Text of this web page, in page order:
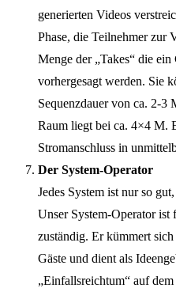
generierten Videos
Phase, die Teilnehmer zur
Menge der „Takes“ die
vorhergesagt werden. Sie
Sequenzdauer von ca. 2-3
Raum liegt bei ca. 4×4 M.
Stromanschluss in
Der System-Operator
Jedes System ist nur so
Unser System-Operator
zuständig. Er kümmert
Gäste und dient als
„Einfallsreichtum“ auf